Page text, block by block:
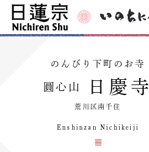
のんびり下町のお寺
圓心山 日慶寺
荒川区南千住
Enshinzan Nichikeiji